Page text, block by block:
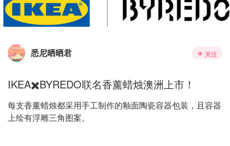
悉尼晒晒君 关注
IKEA✖️BYREDO联名香薰蜡烛澳洲上市！
每支香薰蜡烛都采用手工制作的釉面陶瓷容器包装，且容器
上绘有浮雕三角图案。